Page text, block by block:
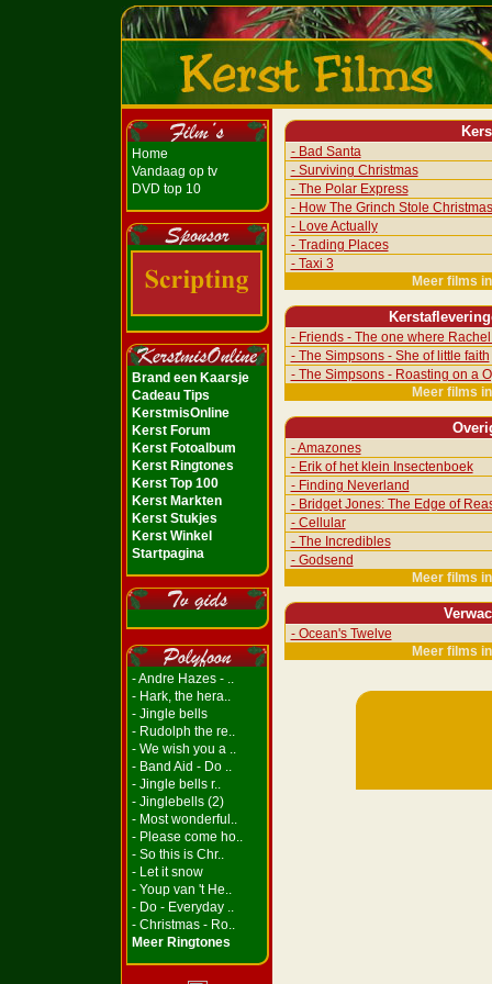
Home
Vandaag op tv
DVD top 10
Brand een Kaarsje
Cadeau Tips
KerstmisOnline
Kerst Forum
Kerst Fotoalbum
Kerst Ringtones
Kerst Top 100
Kerst Markten
Kerst Stukjes
Kerst Winkel
Startpagina
- Andre Hazes - ..
- Hark, the hera..
- Jingle bells
- Rudolph the re..
- We wish you a ..
- Band Aid - Do ..
- Jingle bells r..
- Jinglebells (2)
- Most wonderful..
- Please come ho..
- So this is Chr..
- Let it snow
- Youp van 't He..
- Do - Everyday ..
- Christmas - Ro..
Meer Ringtones
- Bad Santa
- Surviving Christmas
- The Polar Express
- How The Grinch Stole Christmas
- Love Actually
- Trading Places
- Taxi 3
Meer films
- Friends - The one where
- The Simpsons - She of little faith
- The Simpsons - Roasting on a
Meer films
- Amazones
- Erik of het klein Insectenboek
- Finding Neverland
- Bridget Jones: The Edge of
- Cellular
- The Incredibles
- Godsend
Meer films
- Ocean's Twelve
Meer films